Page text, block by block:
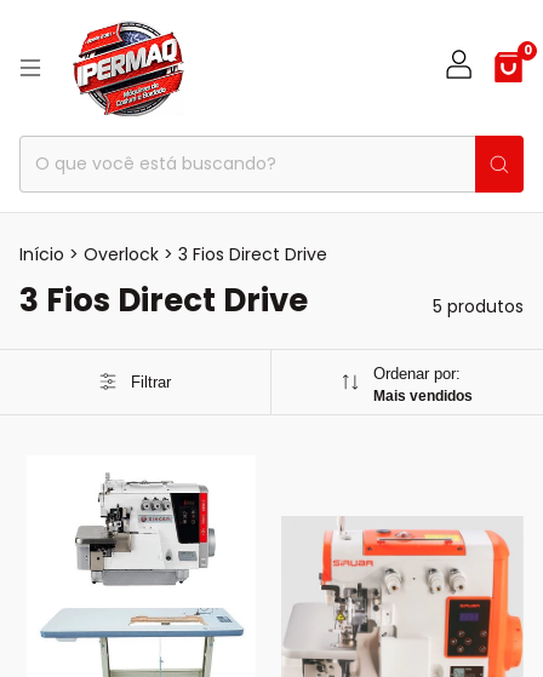
0
Início > Overlock > 3 Fios Direct Drive
3 Fios Direct Drive 5 produtos
Filtrar Ordenar por:
Mais vendidos